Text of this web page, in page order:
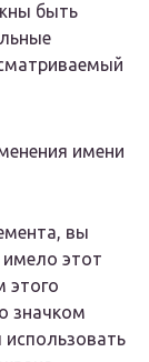
быть
имени
вы
этот
этого
значком